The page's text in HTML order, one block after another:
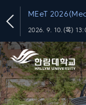
MEeT
Technology
2026. 9. 10.(목)